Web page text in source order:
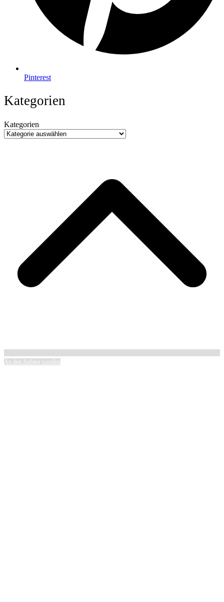
Pinterest
Kategorien
Kategorien
An den Anfang scrollen